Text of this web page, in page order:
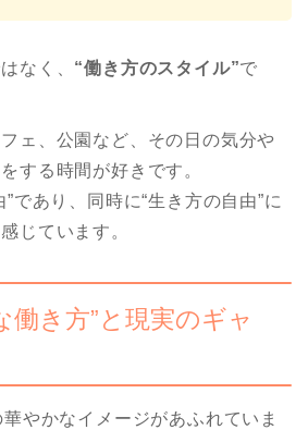
なく、 “働き方のスタイル”で
ェ、公園など、その日の気分や
する時間が好きです。
であり、同時に“生き方の自由”に
じています。
働き方”と現実のギャ
やかなイメージがあふれていま